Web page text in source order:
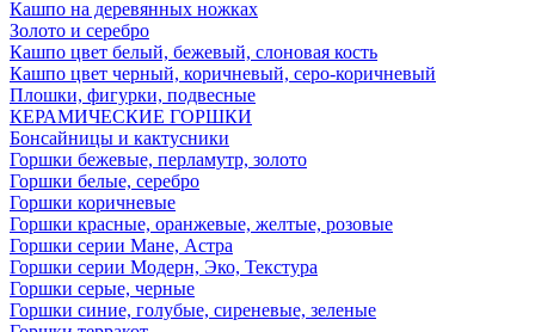
Кашпо на деревянных ножках
Золото и серебро
Кашпо цвет белый, бежевый, слоновая кость
Кашпо цвет черный, коричневый, серо-коричневый
Плошки, фигурки, подвесные
КЕРАМИЧЕСКИЕ ГОРШКИ
Бонсайницы и кактусники
Горшки бежевые, перламутр, золото
Горшки белые, серебро
Горшки коричневые
Горшки красные, оранжевые, желтые, розовые
Горшки серии Мане, Астра
Горшки серии Модерн, Эко, Текстура
Горшки серые, черные
Горшки синие, голубые, сиреневые, зеленые